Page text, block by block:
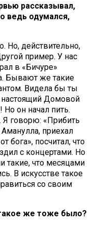
рассказывал,
ведь одумался,
Но, действительно,
пример. У нас
в «Бичуре»
Бывают же такие
Видела бы ты
Домовой
он начал пить.
говорю: «Прибить
приехал
бога», посчитал, что
с концертами. Но
такие, что месяцами
В искусстве такое
со своим
же тоже было?